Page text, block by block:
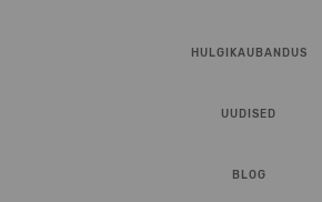
HULGIKAUBANDUS
UUDISED
BLOG